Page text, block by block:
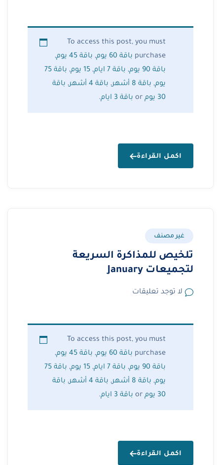
To access this post, you must
purchase باقة 60 يوم , باقة 45 يوم
,
باقة 90 يوم
, باقة 7 ايام , 15 يوم ,
باقة 75
يوم, باقة 8 أشهر , باقة 4 أشهر , باقة
30 يوم
باقة 3 ايام .
اكمل القراءة
غير مصنف
تلخيص للمذاكرة السريعة
لتجميعات January
لا توجد تعليقات
To access this post, you must
purchase باقة 60 يوم , باقة 45 يوم
,
باقة 90 يوم
, باقة 7 ايام , 15 يوم ,
باقة 75
يوم, باقة 8 أشهر , باقة 4 أشهر , باقة
30 يوم
باقة 3 ايام .
اكمل القراءة